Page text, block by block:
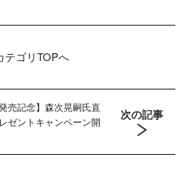
テゴリTOPへ
売記念】森次晃嗣氏直
ゼントキャンペーン開
次の記事